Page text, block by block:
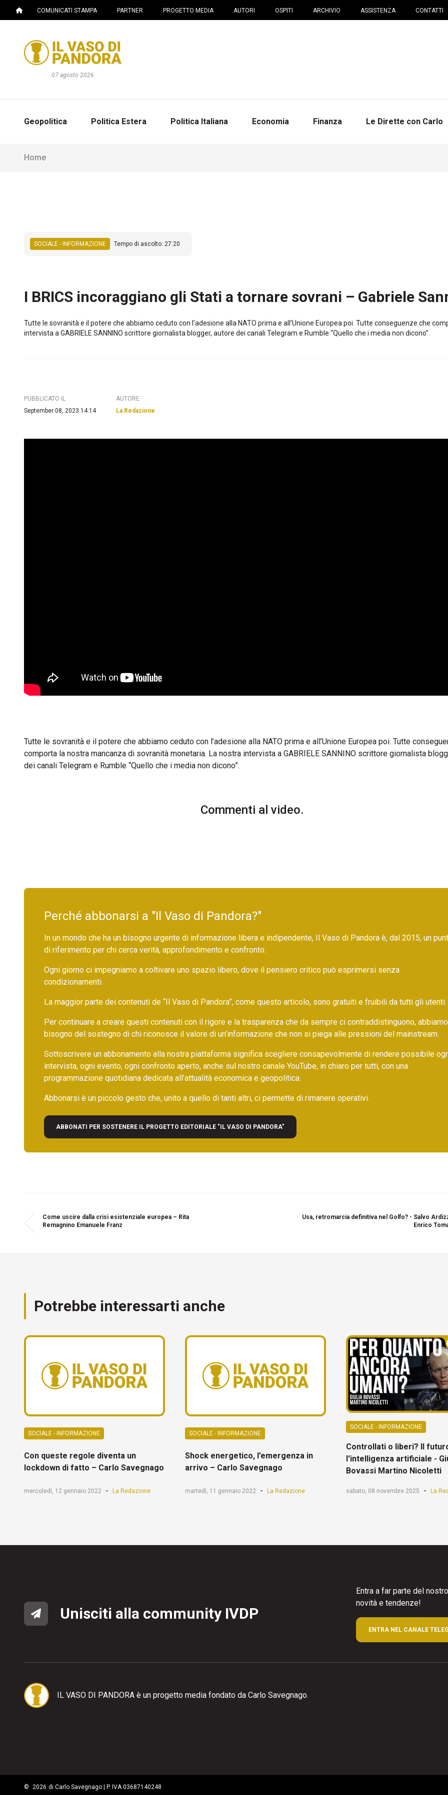
COMUNICATI STAMPA PARTNER PROGETTO MEDIA AUTORI OSPITI ARCHIVIO ASSISTENZA CONTATTI
07 agosto 2026
Geopolitica Politica Estera Politica Italiana Economia Finanza Le Dirette con Carlo
Home
SOCIALE - INFORMAZIONE Tempo di ascolto: 27:20
I BRICS incoraggiano gli Stati a tornare sovrani – Gabriele
Tutte le sovranità e il potere che abbiamo ceduto con l’adesione alla NATO prima e all’Unione Europea poi. Tutte conseguenze che
intervista a GABRIELE SANNINO scrittore giornalista blogger, autore dei canali Telegram e Rumble “Quello che i media non dicono”.
PUBBLICATO IL
September 08, 2023 14:14
AUTORE
La Redazione
Tutte le sovranità e il potere che abbiamo ceduto con l’adesione alla NATO prima e all’Unione Europea poi. Tutte
comporta la nostra mancanza di sovranità monetaria. La nostra intervista a GABRIELE SANNINO scrittore giornalista
dei canali Telegram e Rumble “Quello che i media non dicono”.
Commenti al video.
Perché abbonarsi a "Il Vaso di Pandora?"
In un mondo che ha un bisogno urgente di informazione libera e indipendente, Il Vaso di Pandora è, dal 2015, un
di riferimento per chi cerca verità, approfondimento e confronto.
Ogni giorno ci impegniamo a coltivare uno spazio libero, dove il pensiero critico può esprimersi senza
condizionamenti.
La maggior parte dei contenuti de “Il Vaso di Pandora”, come questo articolo, sono gratuiti e fruibili da tutti gli utenti.
Per continuare a creare questi contenuti con il rigore e la trasparenza che da sempre ci contraddistinguono, abbiamo
bisogno del sostegno di chi riconosce il valore di un’informazione che non si piega alle pressioni del mainstream.
Sottoscrivere un abbonamento alla nostra piattaforma significa scegliere consapevolmente di rendere possibile
intervista, ogni evento, ogni confronto aperto, anche sul nostro canale YouTube, in chiaro per tutti, con una
programmazione quotidiana dedicata all’attualità economica e geopolitica.
Abbonarsi è un piccolo gesto che, unito a quello di tanti altri, ci permette di rimanere operativi.
ABBONATI PER SOSTENERE IL PROGETTO EDITORIALE "IL VASO DI PANDORA"
Come uscire dalla crisi esistenziale europea – Rita
Remagnino Emanuele Franz
Usa, retromarcia definitiva nel Golfo? - Salvo
Enrico
Potrebbe interessarti anche
SOCIALE - INFORMAZIONE
Con queste regole diventa un
lockdown di fatto – Carlo Savegnago
mercoledì, 12 gennaio 2022 - La Redazione
SOCIALE - INFORMAZIONE
Shock energetico, l’emergenza in
arrivo – Carlo Savegnago
martedì, 11 gennaio 2022 - La Redazione
SOCIALE - INFORMAZIONE
Controllati o liberi? Il
l'intelligenza artificiale -
Bovassi Martino Nicoletti
sabato, 08 novembre 2025 - La
Unisciti alla community IVDP
Entra a far parte del
novità e tendenze!
ENTRA NEL CANALE
IL VASO DI PANDORA è un progetto media fondato da Carlo Savegnago.
© 2026 di Carlo Savegnago | P. IVA 03687140248